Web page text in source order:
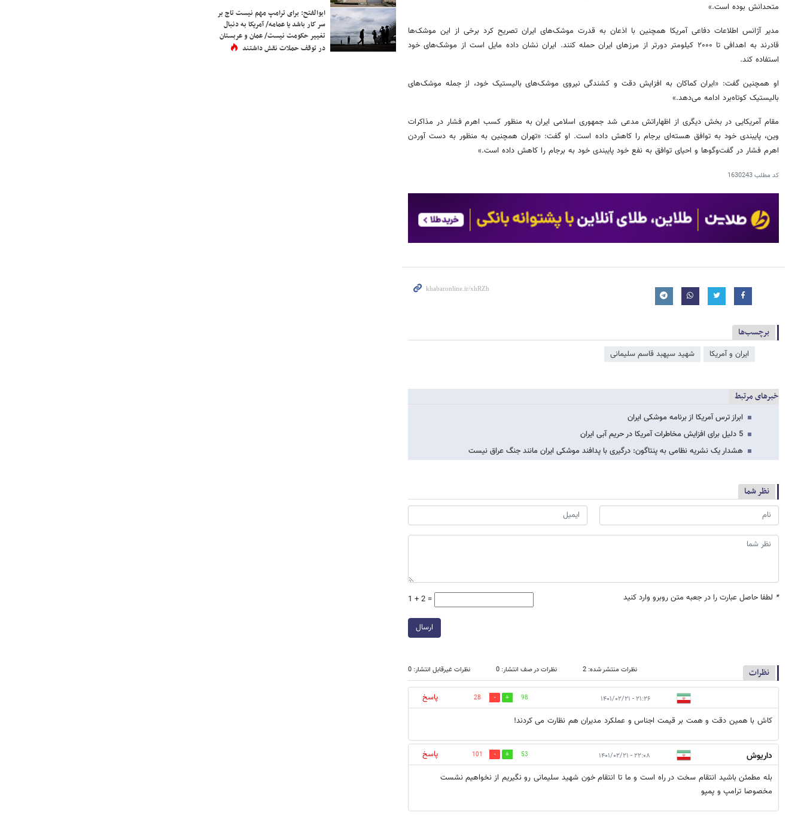
متحدانش بوده است.»
مدیر آژانس اطلاعات دفاعی آمریکا همچنین با اذعان به قدرت موشک‌های ایران تصریح کرد برخی از این موشک‌ها
قادرند به اهدافی تا ۲۰۰۰ کیلومتر دورتر از مرزهای ایران حمله کنند. ایران نشان داده مایل است از موشک‌های خود
استفاده کند.
او همچنین گفت: «ایران کماکان به افزایش دقت و کشندگی نیروی موشک‌های بالیستیک خود، از جمله موشک‌های
بالیستیک کوتاه‌برد ادامه می‌دهد.»
مقام آمریکایی در بخش دیگری از اظهاراتش مدعی شد جمهوری اسلامی ایران به منظور کسب اهرم فشار در مذاکرات
وین، پایبندی خود به توافق هسته‌ای برجام را کاهش داده است. او گفت: «تهران همچنین به منظور به دست آوردن
اهرم فشار در گفت‌وگوها و احیای توافق به نفع خود پایبندی خود به برجام را کاهش داده است.»
کد مطلب1630243
برچسب‌ها
ایران و آمریکا شهید سپهبد قاسم سلیمانی
خبرهای مرتبط
ابراز ترس آمریکا از برنامه موشکی ایران
5 دلیل برای افزایش مخاطرات آمریکا در حریم آبی ایران
هشدار یک نشریه نظامی به پنتاگون: درگیری با پدافند موشکی ایران مانند جنگ عراق نیست
نظر شما
* لطفا حاصل عبارت را در جعبه متن روبرو وارد کنید 1 + 2 =
ارسال
نظرات نظرات منتشر شده: 2 نظرات در صف انتشار: 0 نظرات غیرقابل انتشار: 0
۲۱:۲۶ - ۱۴۰۱/۰۲/۲۱ 98
28
پاسخ
کاش با همین دقت و همت بر قیمت اجناس و عملکرد مدیران هم نظارت می کردند!
داریوش ۲۲:۰۸ - ۱۴۰۱/۰۲/۲۱ 53
101
پاسخ
بله مطمئن باشید انتقام سخت در راه است و ما تا انتقام خون شهید سلیمانی رو نگیریم از نخواهیم نشست
مخصوصا ترامپ و پمپو
ابوالفتح: برای ترامپ مهم نیست تاج بر
سر کار باشد یا عمامه/ آمریکا به دنبال
تغییر حکومت نیست/ عمان و عربستان
در توقف حملات نقش داشتند